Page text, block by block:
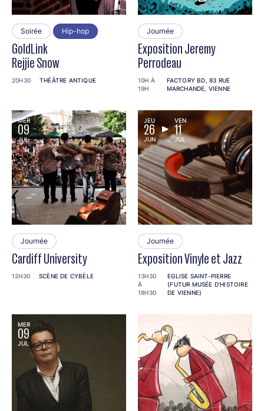
Soirée Hip-hop
GoldLink
Rejjie Snow
20H30 THÉÂTRE ANTIQUE
Journée
Exposition Jeremy
Perrodeau
10H À
19H
FACTORY BD, 83 RUE
MARCHANDE, VIENNE
MER
09
JUL
Journée
Cardiff University
12H30 SCÈNE DE CYBÈLE
JEU
26
JUN
VEN
11
JUL
Journée
Exposition Vinyle et Jazz
13H30
À
18H30
EGLISE SAINT-PIERRE
(FUTUR MUSÉE D'HISTOIRE
DE VIENNE)
MER
09
JUL
JEU
26
JUN
11
JUL